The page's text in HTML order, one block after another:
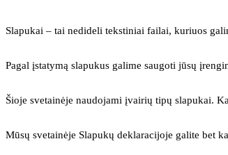
Slapukai – tai nedideli tekstiniai failai, kuriuos
Pagal įstatymą slapukus galime saugoti jūsų
Šioje svetainėje naudojami įvairių tipų slapukai.
Mūsų svetainėje Slapukų deklaracijoje galite bet